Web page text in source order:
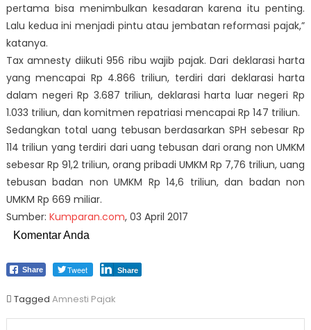
pertama bisa menimbulkan kesadaran karena itu penting.
Lalu kedua ini menjadi pintu atau jembatan reformasi pajak,”
katanya.
Tax amnesty diikuti 956 ribu wajib pajak. Dari deklarasi harta
yang mencapai Rp 4.866 triliun, terdiri dari deklarasi harta
dalam negeri Rp 3.687 triliun, deklarasi harta luar negeri Rp
1.033 triliun, dan komitmen repatriasi mencapai Rp 147 triliun.
Sedangkan total uang tebusan berdasarkan SPH sebesar Rp
114 triliun yang terdiri dari uang tebusan dari orang non UMKM
sebesar Rp 91,2 triliun, orang pribadi UMKM Rp 7,76 triliun, uang
tebusan badan non UMKM Rp 14,6 triliun, dan badan non
UMKM Rp 669 miliar.
Sumber: Kumparan.com, 03 April 2017
Komentar Anda
Share Tweet Share
Tagged Amnesti Pajak